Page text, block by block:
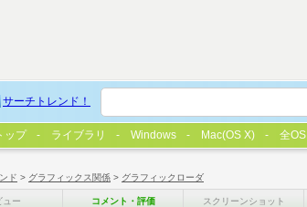
ド > グラフィックス関係 > グラフィックローダ
ュー コメント・評価 スクリーンショット
サーチトレンド！
ップ ライブラリ Windows Mac(OS X) 全OS